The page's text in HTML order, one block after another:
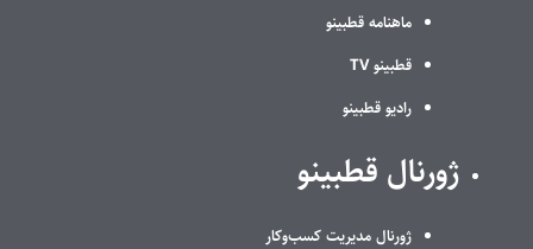
ماهنامه قطبینو
قطبینو TV
رادیو قطبینو
ژورنال قطبینو
ژورنال مدیریت کسب‌وکار